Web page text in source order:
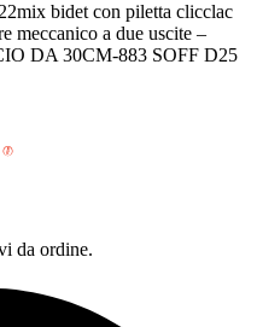
bidet con piletta clicclac
meccanico a due uscite –
DA 30CM-883 SOFF D25
da ordine.